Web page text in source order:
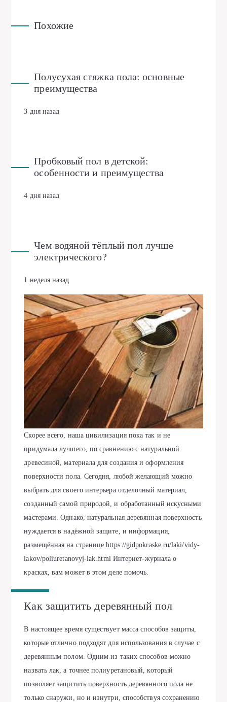
Похожие
Полусухая стяжка пола: основные
преимущества
3 дня назад
Пробковый пол в детской:
особенности и преимущества
4 дня назад
Чем водяной тёплый пол лучше
электрического?
1 неделя назад
Скорее всего, наша цивилизация пока так и не
придумала лучшего, по сравнению с натуральной
древесиной, материала для создания и оформления
поверхности пола. Сегодня, любой желающий можно
выбрать для своего интерьера отделочный материал,
созданный самой природой, и обработанный искусными
мастерами. Однако, натуральная деревянная поверхность
нуждается в надёжной защите, и информация,
размещённая на страницеhttps://gidpokraske.ru/laki/vidy-
lakov/poliuretanovyj-lak.htmlИнтернет-журнала о
красках, вам может в этом деле помочь.
Как защитить деревянный пол
В настоящее время существует масса способов защиты,
которые отлично подходят для использования в случае с
деревянным полом. Одним из таких способов можно
назвать лак, а точнее полиуретановый, который
позволяет защитить поверхность деревянного пола не
только снаружи, но и изнутри, способствуя сохранению